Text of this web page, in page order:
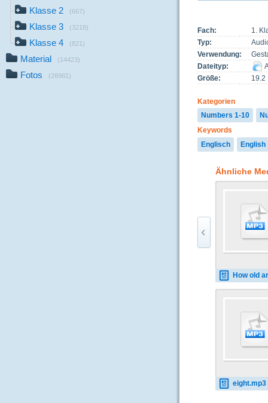
Klasse 2 (667)
Klasse 3 (3218)
Klasse 4 (821)
Material (14423)
Fotos (28981)
Fach:
1.
Typ:
Verwendung:
Dateityp:
Größe:
19.2
Kategorien
Numbers 1-10
Keywords
Englisch
English
Ähnliche
How old are you - 5-
eight.mp3